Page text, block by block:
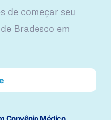
de começar seu
Bradesco em